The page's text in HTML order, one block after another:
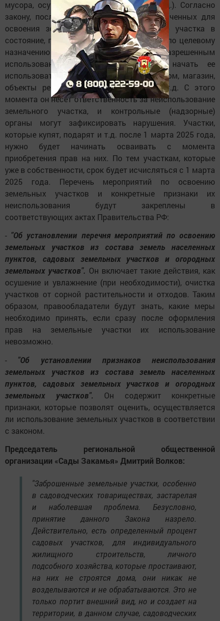
мусора, осушить, выровнять рельеф и т.д.). Согласно
закону, после истечения 3 лет, предназначенных для
освоения земли (приведения земельного участка в
состояние, пригодное для использования по целевому
назначению и в соответствии с разрешенным
использованием), собственник должен начать ее
использовать по назначению – строить дом, магазин,
объекты рекреационного назначения и т.д. С этого
момента он несет ответственность за неиспользование
земельного участка, и контрольные (надзорные)
органы могут зафиксировать нарушения. Участки,
которые купят, подарят и т.д. после 1 марта 2025 года,
нужно будет начинать осваивать с момента
приобретения прав на них. По тем участкам, которые
уже в собственности, срок будет исчисляться с 1 марта
2025 года. Перечень мероприятий по освоению
земельных участков и конкретные признаки их
неиспользования будут закреплены в
соответствующих актах Правительства РФ:
- "Об установлении перечня мероприятий по освоению
земельных участков из состава земель населенных
пунктов, садовых земельных участков и огородных
земельных участков". Он включает такие действия, как
осушение и увлажнение (при необходимости), очистка
участков от сорной растительности и отходов. Таким
образом, правообладатели будут знать, какие меры
необходимо принять, если сразу после оформления
прав на земельные участки их использование
невозможно.
- "Об установлении признаков неиспользования
земельных участков из состава земель населенных
пунктов, садовых земельных участков и огородных
земельных участков". Он содержит конкретные
признаки, которые позволят оценить, осуществляется
ли использование земельных участков в соответствии
с законом.
Председатель региональной общественной
организации «Сады Закамья» Дмитрий Волков:
"Заброшенные земельные участки, особенно
в садоводческих товариществах, застарелая
и наболевшая проблема. Безусловно,
принятие данного Закона назрело.
Действительно, есть определенный процент
садовых участков, для индивидуального
жилищного строительств, личного
подсобного хозяйства, которые простаивают,
на них не строятся дома, они никак не
возделываются и не обрабатываются. Это не
только портит внешний вид, но и создает на
территории, в данном случае, садоводческих